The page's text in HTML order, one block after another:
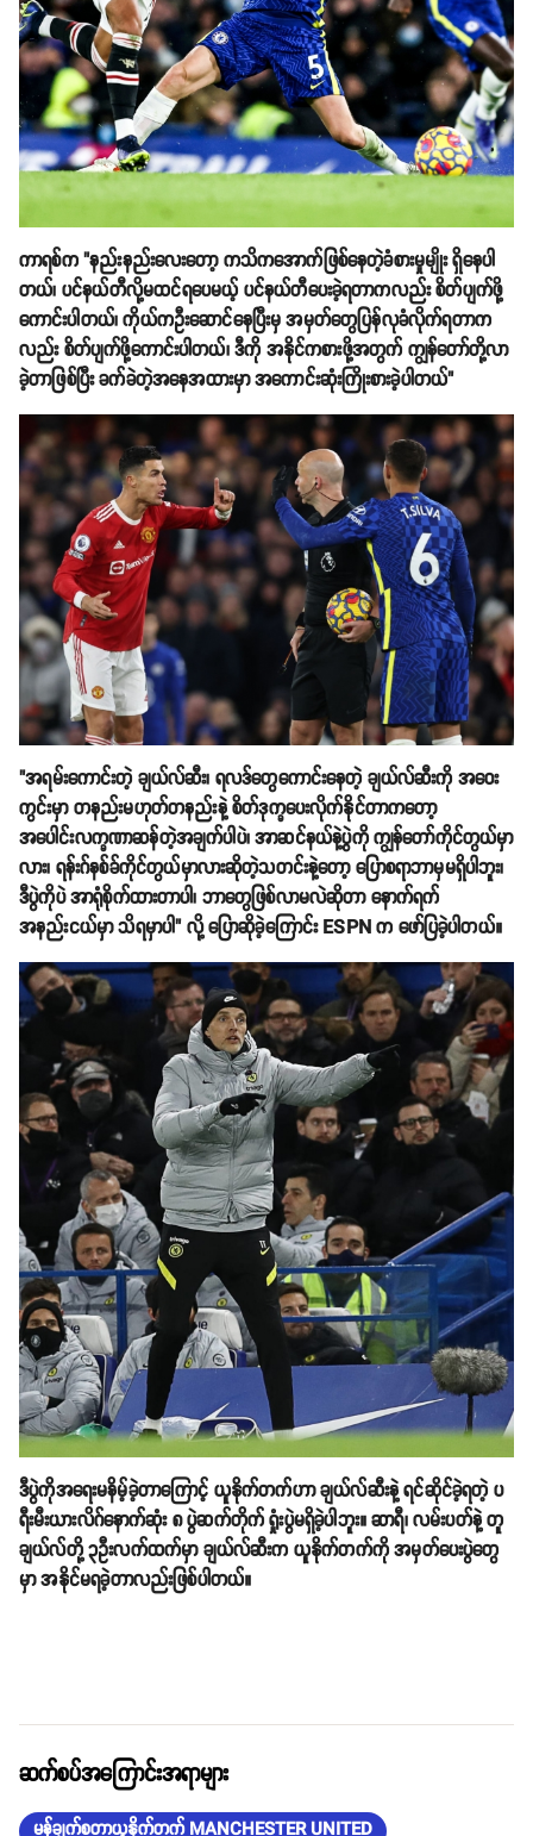
ကာရစ်က "နည်းနည်းလေးတော့ ကသိကအောက်ဖြစ်နေတဲ့ခံစားမှုမျိုး ရှိနေပါ
တယ်၊ ပင်နယ်တီလို့မထင်ရပေမယ့် ပင်နယ်တီပေးခဲ့ရတာကလည်း စိတ်ပျက်ဖို့
ကောင်းပါတယ်၊ ကိုယ်ကဦးဆောင်နေပြီးမှ အမှတ်တွေပြန်လုခံလိုက်ရတာက
လည်း စိတ်ပျက်ဖို့ကောင်းပါတယ်၊ ဒီကို အနိုင်ကစားဖို့အတွက် ကျွန်တော်တို့လာ
ခဲ့တာဖြစ်ပြီး ခက်ခဲတဲ့အနေအထားမှာ အကောင်းဆုံးကြိုးစားခဲ့ပါတယ်"
"အရမ်းကောင်းတဲ့ ချယ်လ်ဆီး၊ ရလဒ်တွေကောင်းနေတဲ့ ချယ်လ်ဆီးကို အဝေး
ကွင်းမှာ တနည်းမဟုတ်တနည်းနဲ့ စိတ်ဒုက္ခပေးလိုက်နိုင်တာကတော့
အပေါင်းလက္ခဏာဆန်တဲ့အချက်ပါပဲ၊ အာဆင်နယ်နဲ့ပွဲကို ကျွန်တော်ကိုင်တွယ်မှာ
လား၊ ရန်းဂ်နစ်ခ်ကိုင်တွယ်မှာလားဆိုတဲ့သတင်းနဲ့တော့ ပြောစရာဘာမှမရှိပါဘူး၊
ဒီပွဲကိုပဲ အာရုံစိုက်ထားတာပါ၊ ဘာတွေဖြစ်လာမလဲဆိုတာ နောက်ရက်
အနည်းငယ်မှာ သိရမှာပါ" လို့ ပြောဆိုခဲ့ကြောင်း ESPN က ဖော်ပြခဲ့ပါတယ်။
ဒီပွဲကိုအရေးမနိမ့်ခဲ့တာကြောင့် ယူနိုက်တက်ဟာ ချယ်လ်ဆီးနဲ့ ရင်ဆိုင်ခဲ့ရတဲ့ ပ
ရီးမီးယားလိဂ်နောက်ဆုံး ၈ ပွဲဆက်တိုက် ရှုံးပွဲမရှိခဲ့ပါဘူး။ ဆာရီ၊ လမ်းပတ်နဲ့ တူ
ချယ်လ်တို့ ၃ဦးလက်ထက်မှာ ချယ်လ်ဆီးက ယူနိုက်တက်ကို အမှတ်ပေးပွဲတွေ
မှာ အနိုင်မရခဲ့တာလည်းဖြစ်ပါတယ်။
ဆက်စပ်အကြောင်းအရာများ